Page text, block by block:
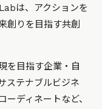
は、アクションを
創りを目指す共創
を目指す企業・自
ステナブルビジネ
ディネートなど、